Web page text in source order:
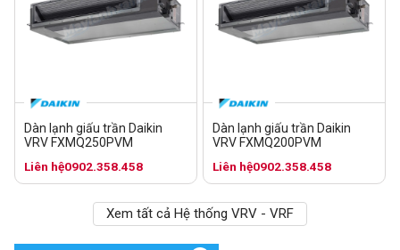
Dàn lạnh giấu trần Daikin
VRV FXMQ250PVM
Liên hệ0902.358.458
Dàn lạnh giấu trần Daikin
VRV FXMQ200PVM
Liên hệ0902.358.458
Xem tất cả Hệ thống VRV - VRF